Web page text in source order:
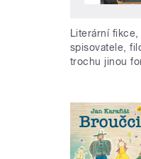
Literární
spisovatele,
trochu jinou